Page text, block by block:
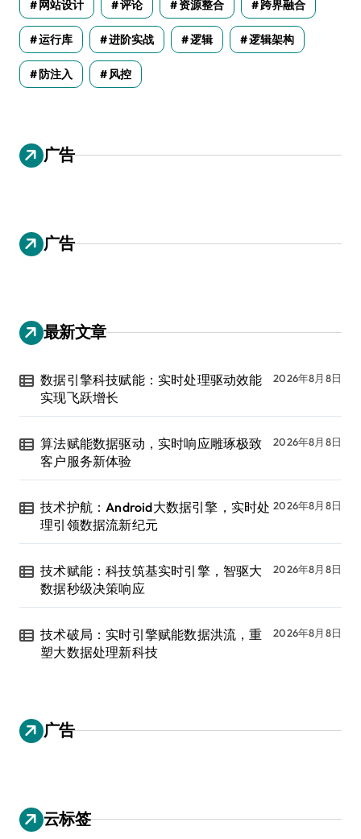
网站设计 评论 资源整合 跨界融合
运行库 进阶实战 逻辑 逻辑架构
防注入 风控
广告
广告
最新文章
数据引擎科技赋能：实时处理驱动效能
实现飞跃增长
2026年8月8日
算法赋能数据驱动，实时响应雕琢极致
客户服务新体验
2026年8月8日
技术护航：Android大数据引擎，实时处
理引领数据流新纪元
2026年8月8日
技术赋能：科技筑基实时引擎，智驱大
数据秒级决策响应
2026年8月8日
技术破局：实时引擎赋能数据洪流，重
塑大数据处理新科技
2026年8月8日
广告
云标签